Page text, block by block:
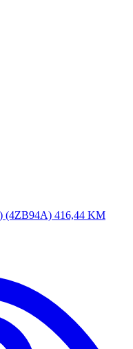
(4ZB94A) 416,44 KM